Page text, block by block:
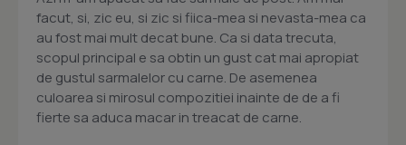
facut, si, zic eu, si zic si fiica-mea si nevasta-mea ca
au fost mai mult decat bune. Ca si data trecuta,
scopul principal e sa obtin un gust cat mai apropiat
de gustul sarmalelor cu carne. De asemenea
culoarea si mirosul compozitiei inainte de de a fi
fierte sa aduca macar in treacat de carne.